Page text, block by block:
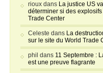
rioux dans La justice US
déterminer si des
Trade Center
Celeste dans La
sur le site du World Trade
phil dans 11 Septembre :
est une preuve flagrante